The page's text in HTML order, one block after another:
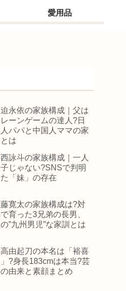
愛用品
永依の家族構成｜父は
ーンゲームの達人?日
パパと中国人ママの家
は
詠斗の家族構成｜一人
じゃない?SNSで判明
た「妹」の存在
寛太の家族構成は?対
育った3兄弟の長男、
”九州男児”な家訓とは
高由起刀の本名は「裕喜
」?身長183cmは本当?芸
由来と素顔まとめ